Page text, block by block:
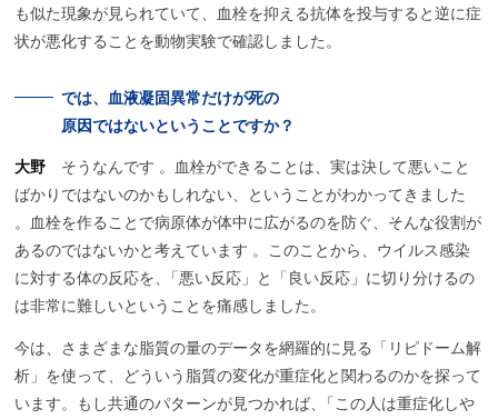
も似た現象が見られていて、血栓を抑える抗体を投与すると逆に症
状が悪化することを動物実験で確認しました。
では、 血液凝固異常だけが死の
原因ではないということですか？
大野そうなんです 。血栓ができることは、実は決して悪いこと
ばかりではないのかもしれない、ということがわかってきました
。血栓を作ることで病原体が体中に広がるのを防ぐ、そんな役割が
あるのではないかと考えています 。このことから、ウイルス感染
に対する体の反応を
「悪い反応」と「良い反応」に切り分けるの
は非常に難しいということを痛感しました。
今は、さまざまな脂質の量のデータを網羅的に見る「リピドーム解
析」を使って、どういう脂質の変化が重症化と関わるのかを探って
います。もし共通のパターンが見つかれば、
「この人は重症化しや